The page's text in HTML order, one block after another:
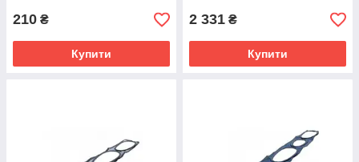
210 ₴
Купити
2 331 ₴
Купити